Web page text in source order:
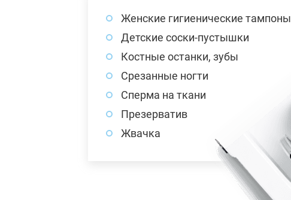
Женские гигиенические тампоны
Детские соски-пустышки
Костные останки, зубы
Срезанные ногти
Сперма на ткани
Презерватив
Жвачка